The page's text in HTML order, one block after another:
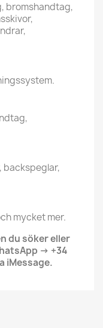
bromshandtag,
backspeglar,
mycket mer.
du söker eller
→ +34
iMessage.